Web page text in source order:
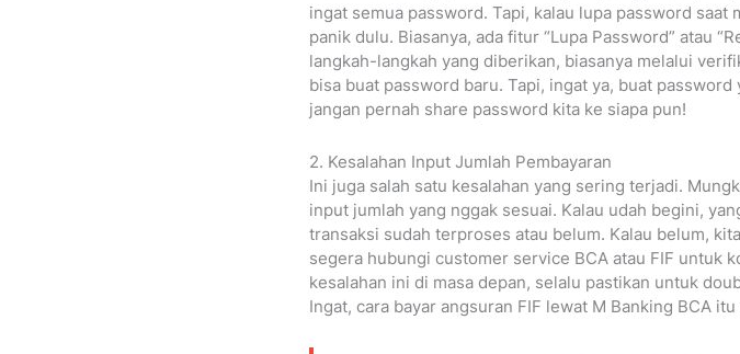
ingat semua password. Tapi, kalau lupa password saat
panik dulu. Biasanya, ada fitur “Lupa Password” atau
langkah-langkah yang diberikan, biasanya melalui
bisa buat password baru. Tapi, ingat ya, buat
jangan pernah share password kita ke siapa pun!
2. Kesalahan Input Jumlah Pembayaran
Ini juga salah satu kesalahan yang sering terjadi.
input jumlah yang nggak sesuai. Kalau udah begini,
transaksi sudah terproses atau belum. Kalau belum,
segera hubungi customer service BCA atau FIF untuk
kesalahan ini di masa depan, selalu pastikan untuk
Ingat, cara bayar angsuran FIF lewat M Banking BCA